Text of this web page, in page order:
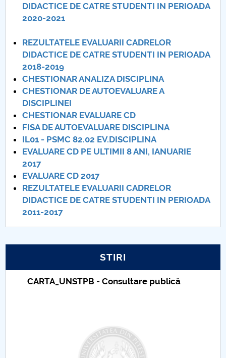
Nr. de telefon si adrese Facultăți
Români de pretutindeni - ADMITERE
Senat
Facultăți
Studenți
Ghiduri pentru STUDENȚI
Relații Publice
Relații Internaționale
PNRR
Proiect SU-ETIC
UNIVERSITATE pentru comunitate
IOSUD/CSUD-Doctorate
DIDACTICE DE CATRE STUDENTI IN PERIOADA
2020-2021
REZULTATELE EVALUARII CADRELOR
DIDACTICE DE CATRE STUDENTI IN PERIOADA
2018-2019
CHESTIONAR ANALIZA DISCIPLINA
CHESTIONAR DE AUTOEVALUARE A
DISCIPLINEI
CHESTIONAR EVALUARE CD
FISA DE AUTOEVALUARE DISCIPLINA
IL01 - PSMC 82.02 EV.DISCIPLINA
EVALUARE CD PE ULTIMII 8 ANI, IANUARIE
2017
EVALUARE CD 2017
REZULTATELE EVALUARII CADRELOR
DIDACTICE DE CATRE STUDENTI IN PERIOADA
2011-2017
STIRI
CARTA_UNSTPB - Consultare publică